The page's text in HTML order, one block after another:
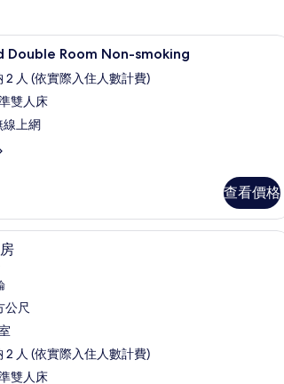
間 高級寢具、舒適加層、客房內保
Double Room Non-smoking
2 人 (依實際入住人數計費)
雙人床
線上網
查看價格
、筆電工作空間 基本雙人房 | 高級寢具、舒適加
10 分
公尺
2 人 (依實際入住人數計費)
雙人床